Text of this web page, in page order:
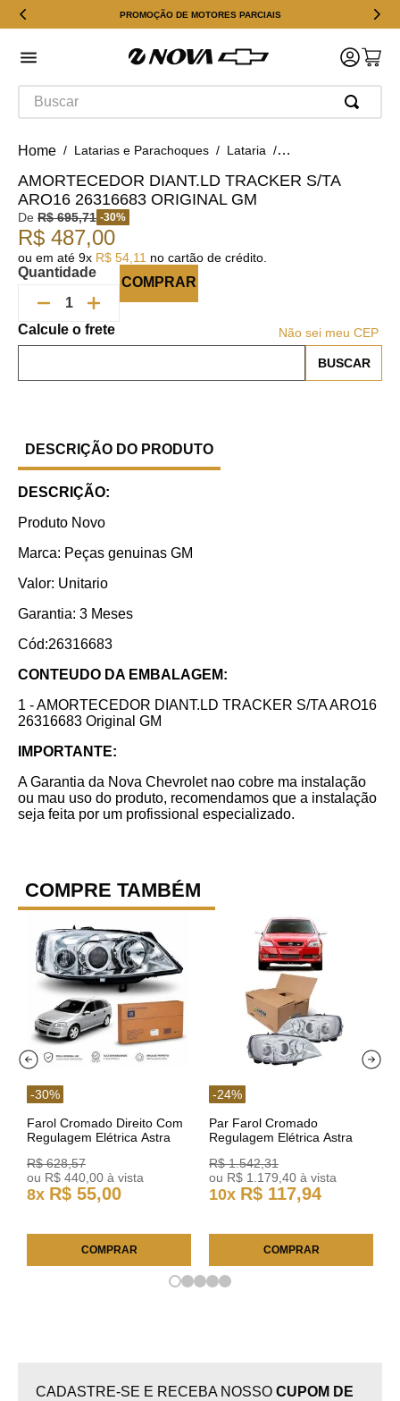
PROMOÇÃO DE MOTORES PARCIAIS
Buscar
Latarias e Parachoques Lataria Amortecedor
AMORTECEDOR DIANT.LD TRACKER S/TA
ARO16 26316683 ORIGINAL GM
De R$ 695,71 -30%
R$ 487,00
ou em até 9x R$ 54 11 no cartão de crédito.
Quantidade
COMPRAR
Não sei meu CEP
DESCRIÇÃO DO PRODUTO
DESCRIÇÃO:
Produto Novo
Marca: Peças genuinas GM
Valor: Unitario
Garantia: 3 Meses
Cód:26316683
CONTEUDO DA EMBALAGEM:
1 - AMORTECEDOR DIANT.LD TRACKER S/TA ARO16
26316683 Original GM
IMPORTANTE:
A Garantia da Nova Chevrolet nao cobre ma instalação
ou mau uso do produto, recomendamos que a instalação
seja feita por um profissional especializado.
COMPRE TAMBÉM
-30%
Farol Cromado Direito Com
Regulagem Elétrica Astra
R$ 628,57
ou R$ 440 00 à vista
8x R$ 55,00
COMPRAR
-24%
Par Farol Cromado
Regulagem Elétrica Astra
R$ 1.542,31
ou R$ 1 179 40 à vista
10x R$ 117,94
COMPRAR
CADASTRE-SE E RECEBA NOSSO CUPOM DE